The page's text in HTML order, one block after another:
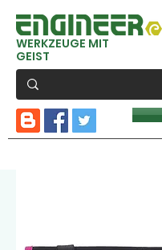
WERKZEUGE MIT
GEIST